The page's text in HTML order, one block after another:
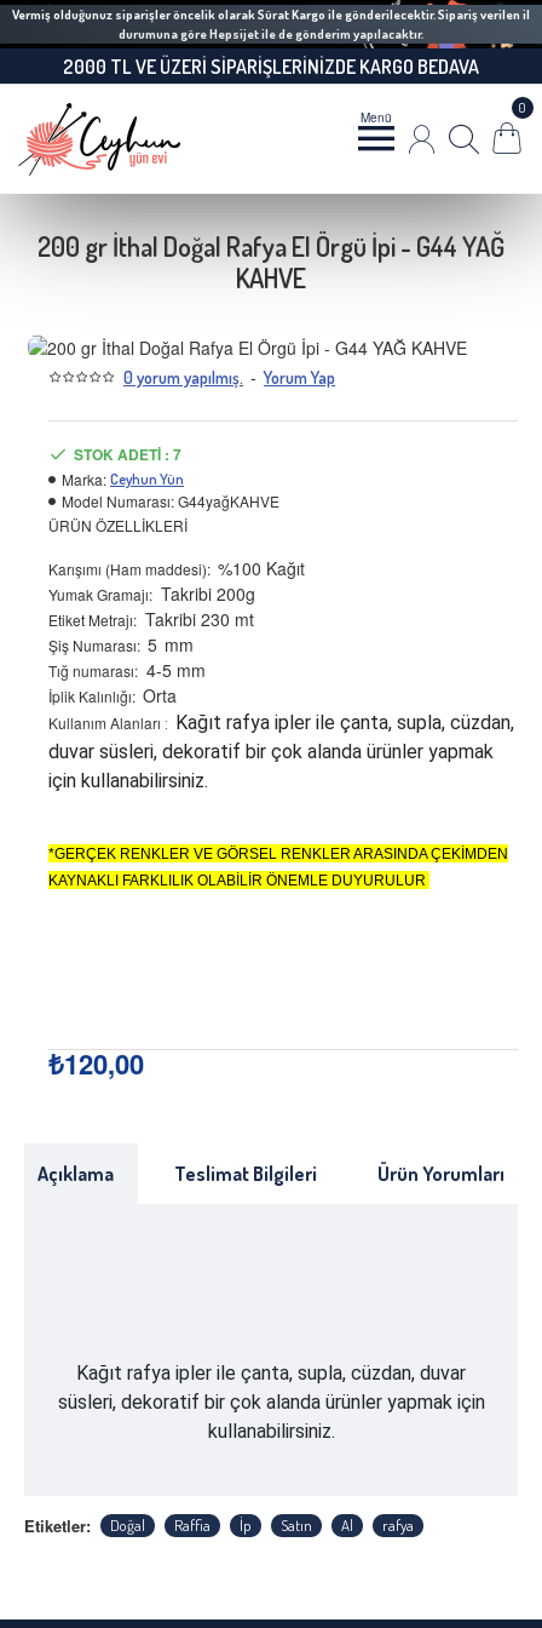
Vermiş olduğunuz siparişler öncelik olarak Sürat Kargo ile gönderilecektir. Sipariş verilen il
durumuna göre Hepsijet ile de gönderim yapılacaktır.
2000 TL VE ÜZERI SIPARIŞLERINIZDE KARGO BEDAVA
0
200 gr İthal Doğal Rafya El Örgü İpi - G44 YAĞ
KAHVE
0 yorum yapılmış. - Yorum Yap
₺120,00
STOK ADETI : 7
Marka: Ceyhun Yün
Model Numarası:G44yağKAHVE
ÜRÜN ÖZELLİKLERİ
Karışımı (Ham maddesi): %100 Kağıt
Yumak Gramajı: Takribi 200g
Etiket Metrajı: Takribi 230 mt
Şiş Numarası: 5 mm
Tığ numarası: 4-5 mm
İplik Kalınlığı: Orta
Kullanım Alanları : Kağıt rafya ipler ile çanta, supla, cüzdan,
duvar süsleri, dekoratif bir çok alanda ürünler yapmak
için kullanabilirsiniz.
*GERÇEK RENKLER VE GÖRSEL RENKLER ARASINDA ÇEKİMDEN
KAYNAKLI FARKLILIK OLABİLİR ÖNEMLE DUYURULUR
Açıklama Teslimat Bilgileri Ürün Yorumları
Kağıt rafya ipler ile çanta, supla, cüzdan, duvar
süsleri, dekoratif bir çok alanda ürünler yapmak için
kullanabilirsiniz.
Etiketler: Doğal Raffia İp Satın Al rafya